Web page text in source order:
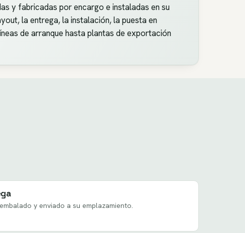
y fabricadas por encargo e instaladas en su
la entrega, la instalación, la puesta en
de arranque hasta plantas de exportación
y enviado a su emplazamiento.